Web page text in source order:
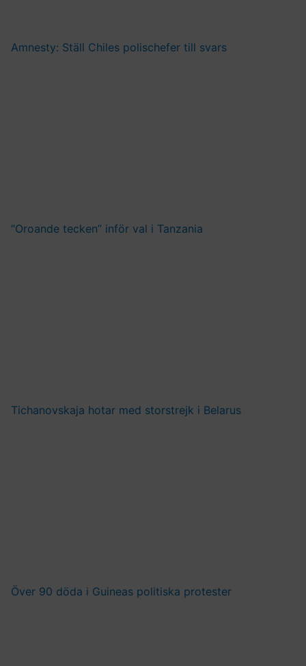
Amnesty: Ställ Chiles polischefer till svars
”Oroande tecken” inför val i Tanzania
Tichanovskaja hotar med storstrejk i Belarus
Över 90 döda i Guineas politiska protester